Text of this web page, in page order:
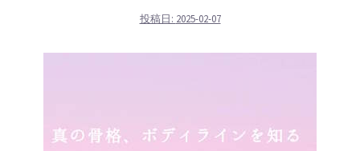
投稿日: 2025-02-07